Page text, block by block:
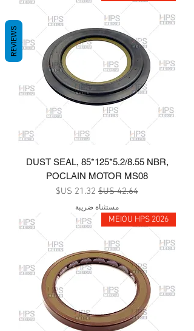
DUST SEAL, 85*125*5.2/8.55 NBR,
POCLAIN MOTOR MS08
سعر عادي سعر البيع
مستثناة ضريبة
MEIOU HPS 2026
REVIEWS